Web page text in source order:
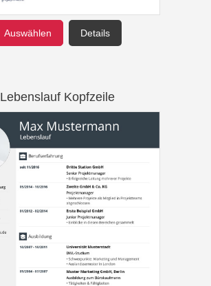
Auswählen Details
Lebenslauf Kopfzeile